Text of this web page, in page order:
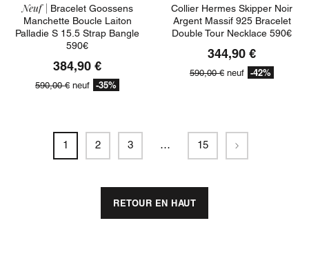
Neuf | Bracelet Goossens
Manchette Boucle Laiton
Palladie S 15.5 Strap Bangle
590€
384,90 €
590,00 € neuf -35%
Collier Hermes Skipper Noir
Argent Massif 925 Bracelet
Double Tour Necklace 590€
344,90 €
590,00 € neuf -42%
1 2 3 … 15 Suivant
RETOUR EN HAUT